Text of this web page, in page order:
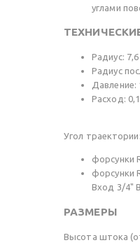
углами
Радиус:
Радиус
Давление:
Расход:
Угол траектории:
форсунки
форсунки
Вход 3/4"
РАЗМЕРЫ
Высота штока